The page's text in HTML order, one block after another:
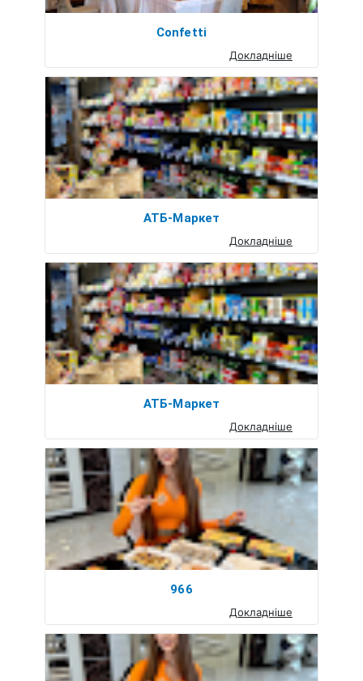
Сonfetti
Докладніше
АТБ-Маркет
Докладніше
АТБ-Маркет
Докладніше
966
Докладніше